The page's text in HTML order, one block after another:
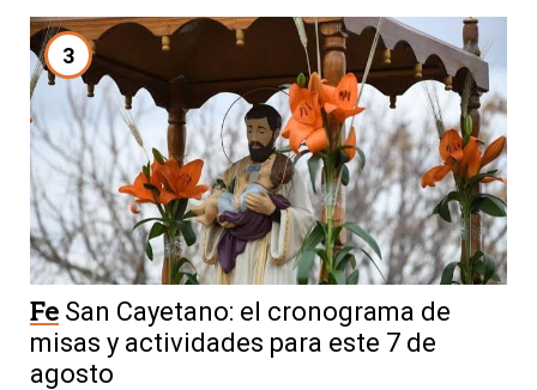
3
Fe San Cayetano: el cronograma de
misas y actividades para este 7 de
agosto